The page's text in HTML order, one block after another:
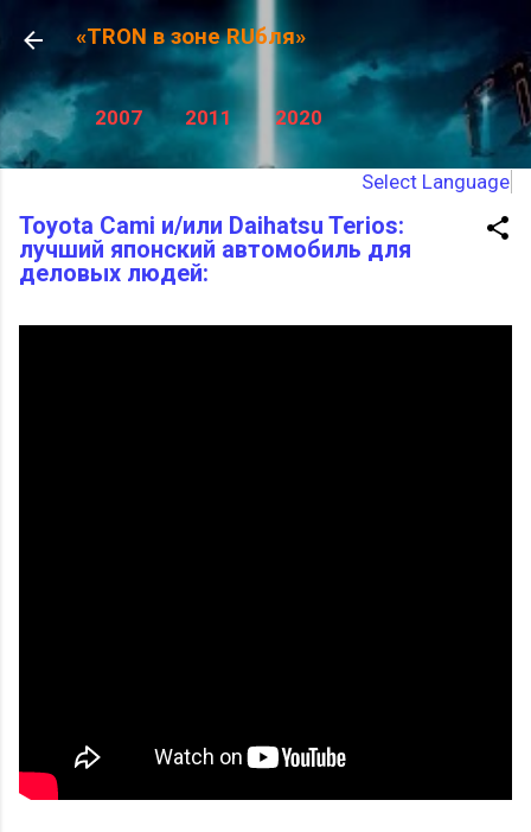
К основному контенту
«TRON в зоне RUбля»
2007 2011 2020
Select Language
Toyota Cami и/или Daihatsu Terios:
лучший японский автомобиль для
деловых людей: